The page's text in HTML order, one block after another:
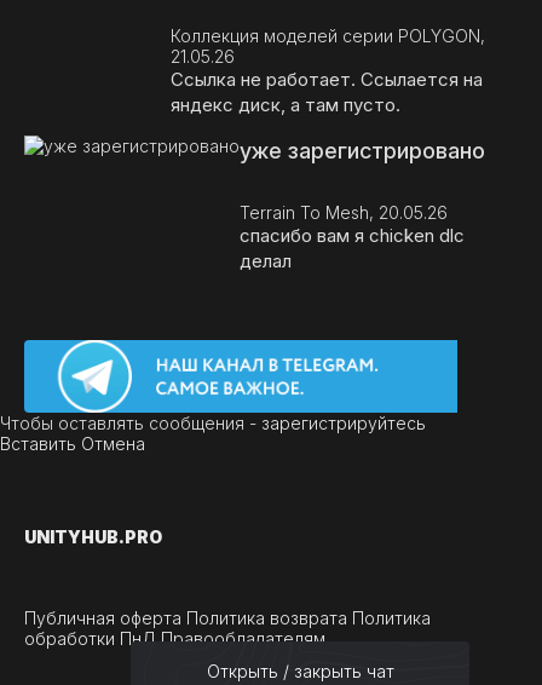
Коллекция моделей серии POLYGON,
21.05.26
Ссылка не работает. Ссылается на
яндекс диск, а там пусто.
уже зарегистрировано
Terrain To Mesh, 20.05.26
спасибо вам я chicken dlc
делал
Чтобы оставлять сообщения - зарегистрируйтесь
Вставить Отмена
Открыть / закрыть чат
UNITYHUB.PRO
Публичная оферта Политика возврата Политика
обработки ПнД Правообладателям